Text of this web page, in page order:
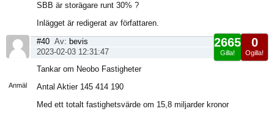
SBB är storägare runt 30% ?
Inlägget är redigerat av författaren.
Anmäl
0
Ogilla!
2665
Gilla!
#40 Av: bevis
2023-02-03 12:31:47
Tankar om Neobo Fastigheter
Antal Aktier 145 414 190
Med ett totalt fastighetsvärde om 15,8 miljarder kronor